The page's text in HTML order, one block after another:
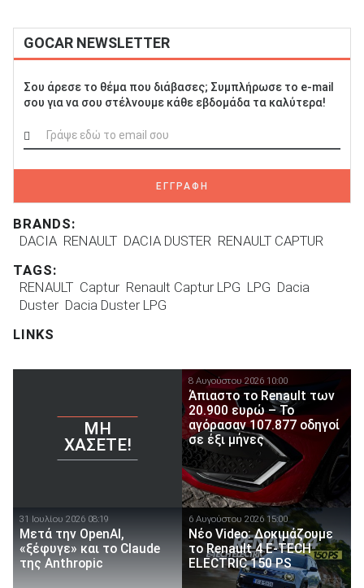
GOCAR NEWSLETTER
Σου άρεσε το θέμα που διάβασες; Συμπλήρωσε το e-mail
σου για να σου στέλνουμε κάθε εβδομάδα τα καλύτερα!
ΕΓΓΡΑΦΗ
BRANDS:
DACIA RENAULT DACIA DUSTER RENAULT CAPTUR
TAGS:
RENAULT Captur Renault Captur LPG LPG Dacia
Duster Dacia Duster LPG
LINKS
ΜΗ
ΧΆΣΕΤΕ!
8 Αυγούστου 2026 10:00
Άπιαστο το Renault των
20.900 ευρώ – Το
αγόρασαν 107.877 οδηγοί
σε έξι μήνες
31 Ιουλίου 2026 08:19
Μετά την OpenAI,
«ξέφυγε» και το Claude
της Anthropic
6 Αυγούστου 2026 15:00
Νέο Video: Δοκιμάζουμε
το Renault 4 E-TECH
ELECTRIC 150 PS